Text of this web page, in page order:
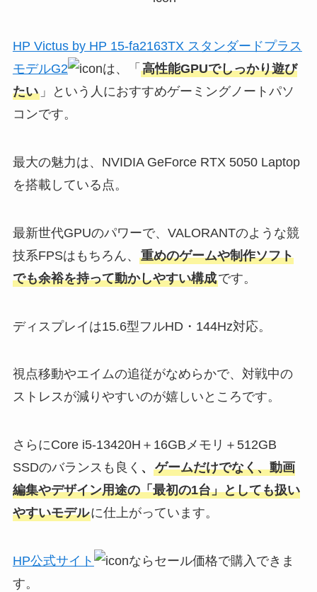
HP Victus by HP 15-fa2163TX スタンダードプラス
モデルG2
は、「 高性能GPUでしっかり遊び
たい」という人におすすめゲーミングノートパソ
コンです。
最大の魅力は、NVIDIA GeForce RTX 5050 Laptop
を搭載している点。
最新世代GPUのパワーで、VALORANTのような競
技系FPSはもちろん、 重めのゲームや制作ソフト
でも余裕を持って動かしやすい構成です。
ディスプレイは15.6型フルHD・144Hz対応。
視点移動やエイムの追従がなめらかで、対戦中の
ストレスが減りやすいのが嬉しいところです。
さらにCore i5-13420H＋16GBメモリ＋512GB
SSDのバランスも良く 、 ゲームだけでなく、動画
編集やデザイン用途の「最初の1台」としても扱い
やすいモデルに仕上がっています。
HP公式サイト
ならセール価格で購入できま
す。